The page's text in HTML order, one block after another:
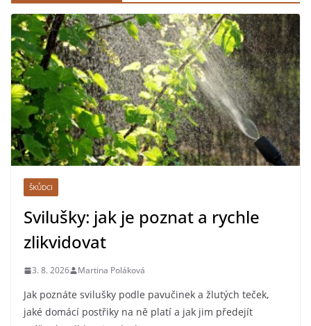
ŠKŮDCI
Svilušky: jak je poznat a rychle
zlikvidovat
3. 8. 2026 Martina Poláková
Jak poznáte svilušky podle pavučinek a žlutých teček,
jaké domácí postřiky na ně platí a jak jim předejít